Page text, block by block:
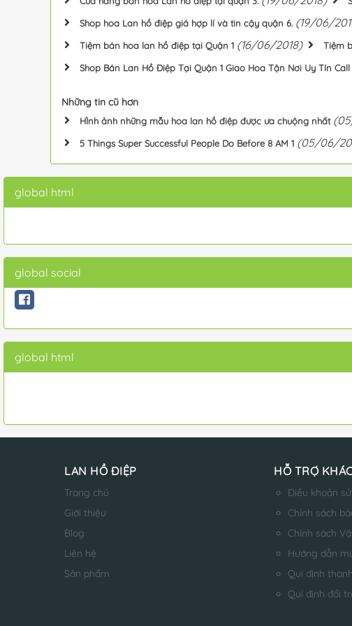
Shop hoa Lan hồ điệp giá hợp lí và tin cậy quận 6. (19/06/
Tiệm bán hoa lan hồ điệp tại Quận 1 (16/06/2018) Tiệm
Shop Bán Lan Hồ Điệp Tại Quận 1 Giao Hoa Tận Nơi Uy Tín Call
Những tin cũ hơn
HÌnh ảnh những mẫu hoa lan hồ điệp được ưa chuộng nhất
5 Things Super Successful People Do Before 8 AM 1 (05/06/
global html
global social
global html
LAN HỒ ĐIỆP
Trang chủ
Giới thiệu
Blog
Liên hệ
Sản phẩm
HỖ TRỢ
Điều khoản
Chính sách
Chính sách
Hướng dẫn
Qui định
Qui định đổi